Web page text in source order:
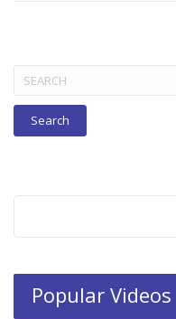
Search
for:
Popular Videos